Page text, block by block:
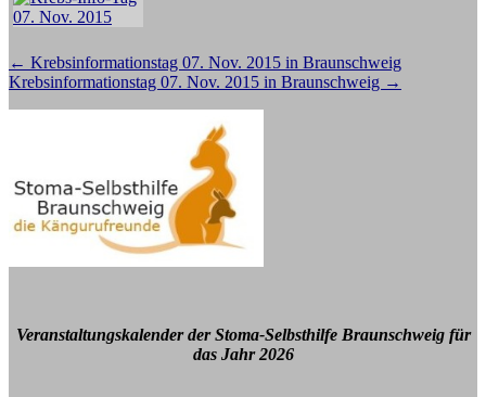
Beitragsnavigation
← Krebsinformationstag 07. Nov. 2015 in Braunschweig
Krebsinformationstag 07. Nov. 2015 in Braunschweig →
Veranstaltungskalender der Stoma-Selbsthilfe Braunschweig für
das Jahr 2026